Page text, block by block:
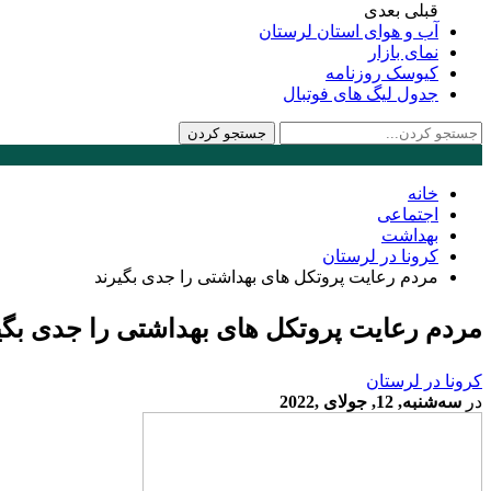
قبلی بعدی
آب و هوای استان لرستان
نمای بازار
کیوسک روزنامه
جدول لیگ های فوتبال
خانه
اجتماعی
بهداشت
کرونا در لرستان
مردم رعایت پروتکل های بهداشتی را جدی بگیرند
مردم رعایت پروتکل های بهداشتی را جدی
کرونا در لرستان
در سه‌شنبه, 12, جولای ,2022